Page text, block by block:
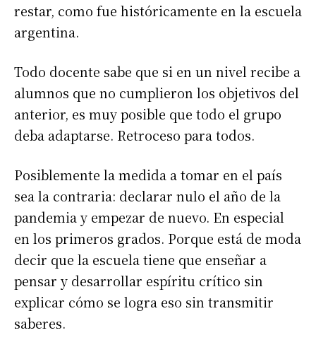
restar, como fue históricamente en la escuela
argentina.
Todo docente sabe que si en un nivel recibe a
alumnos que no cumplieron los objetivos del
anterior, es muy posible que todo el grupo
deba adaptarse. Retroceso para todos.
Posiblemente la medida a tomar en el país
sea la contraria: declarar nulo el año de la
pandemia y empezar de nuevo. En especial
en los primeros grados. Porque está de moda
decir que la escuela tiene que enseñar a
pensar y desarrollar espíritu crítico sin
explicar cómo se logra eso sin transmitir
saberes.